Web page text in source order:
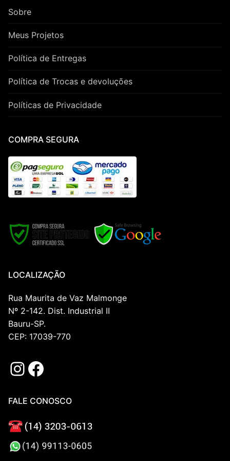
Sobre
Meus Projetos
Política de Entregas
Política de Trocas e devoluções
Políticas de Privacidade
COMPRA SEGURA
LOCALIZAÇÃO
Rua Maurita de Vaz Malmonge
Nº 2-142. Dist. Industrial II
Bauru-SP.
CEP: 17039-770
Instagram Facebook
FALE CONOSCO